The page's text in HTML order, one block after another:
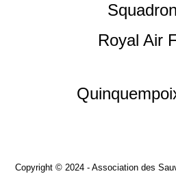
Royal Air
Copyright © 2024 - Association des